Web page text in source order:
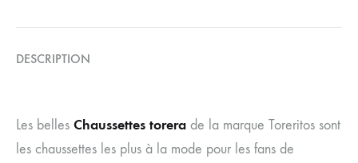
DESCRIPTION
Les belles Chaussettes torera de la marque Toreritos sont
les chaussettes les plus à la mode pour les fans de